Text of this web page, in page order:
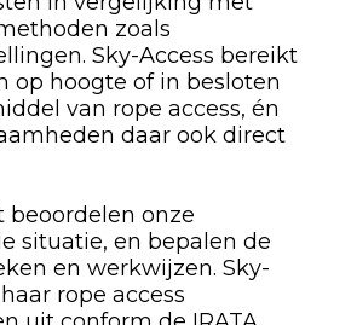
zoals
Sky-Access bereikt
op hoogte of in besloten
van rope access, én
daar ook direct
beoordelen onze
situatie, en bepalen de
en werkwijzen. Sky-
rope access